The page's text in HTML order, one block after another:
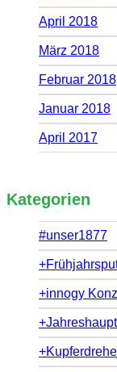
April 2018
März 2018
Februar 2018
Januar 2018
April 2017
Kategorien
#unser1877
+innogy